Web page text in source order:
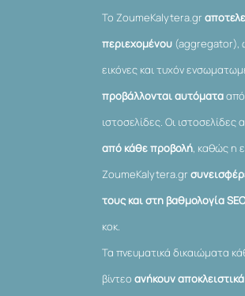
Το ZoumeKalytera.gr
περιεχομένου (aggregator),
εικόνες και τυχόν
προβάλλονται αυτόματααπό
ιστοσελίδες. Οι
από κάθε προβολή, καθώς η
ZoumeKalytera.gr
τους και στη βαθμολογία
κοκ.
Τα πνευματικά δικαιώματα
βίντεοανήκουν